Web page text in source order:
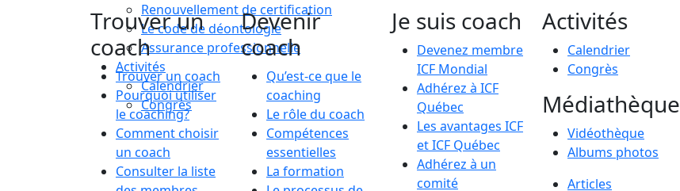
Renouvellement de certification
Le code de déontologie
Assurance professionnelle
Activités
Calendrier
Congrès
Trouver un
coach
Trouver un coach
Pourquoi utiliser
le coaching?
Comment choisir
un coach
Consulter la liste
Devenir
coach
Qu’est-ce que le
coaching
Le rôle du coach
Compétences
essentielles
La formation
Je suis coach
Devenez membre
ICF Mondial
Adhérez à ICF
Québec
Les avantages ICF
et ICF Québec
Adhérez à un
comité
Activités
Calendrier
Congrès
Médiathèque
Vidéothèque
Albums photos
Articles